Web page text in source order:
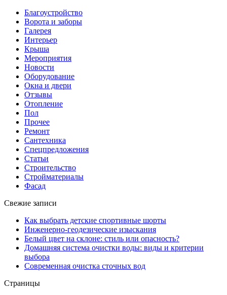
Благоустройство
Ворота и заборы
Галерея
Интерьер
Крыша
Мероприятия
Новости
Оборудование
Окна и двери
Отзывы
Отопление
Пол
Прочее
Ремонт
Сантехника
Спецпредложения
Статьи
Строительство
Стройматериалы
Фасад
Свежие записи
Как выбрать детские спортивные шорты
Инженерно-геодезические изыскания
Белый цвет на склоне: стиль или опасность?
Домашняя система очистки воды: виды и критерии
выбора
Современная очистка сточных вод
Страницы